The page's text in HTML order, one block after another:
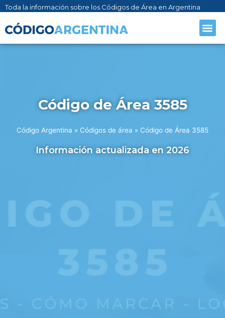
Toda la información sobre los Códigos de Área en Argentina
Código de Área 3585
Código Argentina » Códigos de área » Código de Área 3585
Información actualizada en 2026